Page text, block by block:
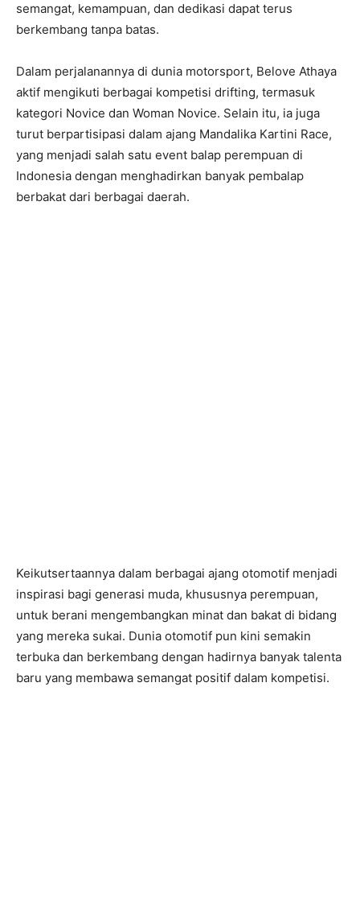
semangat, kemampuan, dan dedikasi dapat terus
berkembang tanpa batas.
Dalam perjalanannya di dunia motorsport, Belove Athaya
aktif mengikuti berbagai kompetisi drifting, termasuk
kategori Novice dan Woman Novice. Selain itu, ia juga
turut berpartisipasi dalam ajang Mandalika Kartini Race,
yang menjadi salah satu event balap perempuan di
Indonesia dengan menghadirkan banyak pembalap
berbakat dari berbagai daerah.
Keikutsertaannya dalam berbagai ajang otomotif menjadi
inspirasi bagi generasi muda, khususnya perempuan,
untuk berani mengembangkan minat dan bakat di bidang
yang mereka sukai. Dunia otomotif pun kini semakin
terbuka dan berkembang dengan hadirnya banyak talenta
baru yang membawa semangat positif dalam kompetisi.